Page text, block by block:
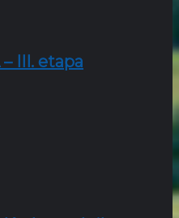
III. etapa